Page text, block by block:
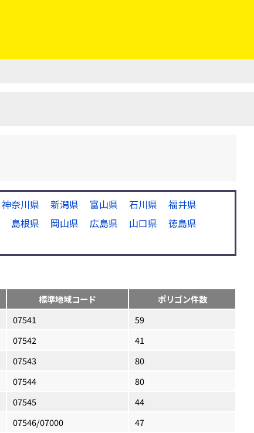
神奈川県 新潟県 富山県 石川県
福井県
島根県 岡山県 広島県 山口県
徳島県
標準地域コード
ポリゴン件数
07541
59
07542
41
07543
80
07544
80
07545
44
07546/07000
47